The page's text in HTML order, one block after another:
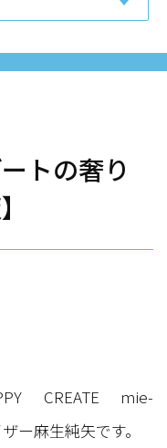
トの奢り
CREATE mie-
ー麻生純矢です。